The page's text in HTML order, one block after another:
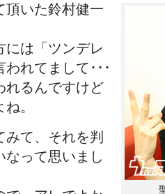
頂いた鈴村健一
には「ツンデレ
れてまして･･･
れるんですけど
。
みて、それを判
なって思いまし